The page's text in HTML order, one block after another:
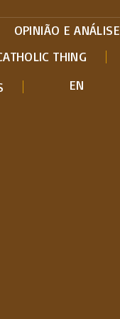
OPINIÃO E ANÁLISE
THING
EN